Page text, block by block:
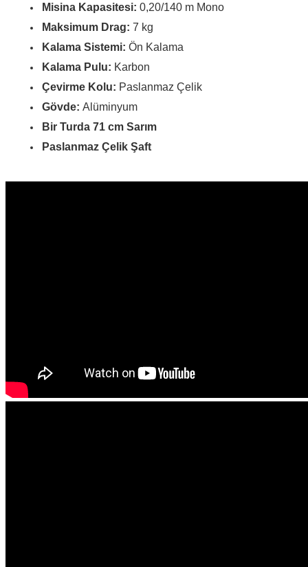
Misina Kapasitesi: 0,20/140 m Mono
Maksimum Drag:7 kg
Kalama Sistemi: Ön Kalama
Kalama Pulu: Karbon
Çevirme Kolu: Paslanmaz Çelik
Gövde:Alüminyum
Bir Turda 71 cm Sarım
Paslanmaz Çelik Şaft